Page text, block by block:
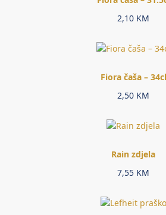
2,10 KM
Fiora čaša – 34cl
2,50 KM
Rain zdjela
7,55 KM